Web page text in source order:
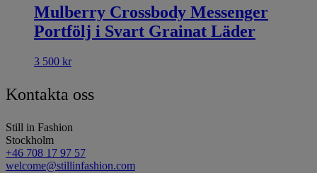
Mulberry Crossbody Messenger
Portfölj i Svart Grainat Läder
3 500 kr
Kontakta oss
Still in Fashion
Stockholm
+46 708 17 97 57
welcome@stillinfashion.com